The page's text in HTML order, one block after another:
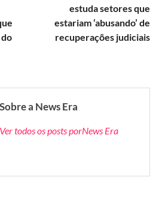
estuda setores que
estariam ‘abusando’ de
recuperações judiciais
Sobre a News Era
Ver todos os posts porNews Era